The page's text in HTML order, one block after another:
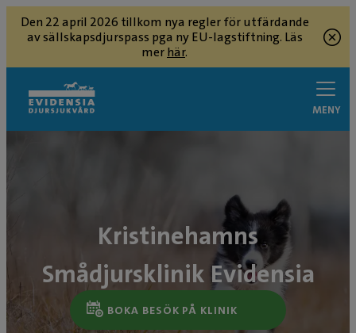
Den 22 april 2026 tillkom nya regler för utfärdande
av sällskapsdjurspass pga ny EU-lagstiftning. Läs
merhär.
MENY
Kristinehamns
Smådjursklinik Evidensia
BOKA BESÖK PÅ KLINIK